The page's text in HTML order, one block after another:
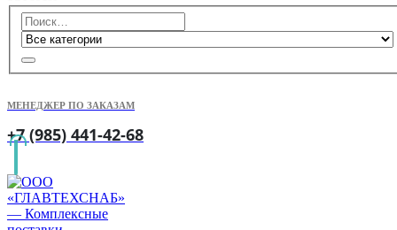
МЕНЕДЖЕР ПО ЗАКАЗАМ
+7 (985) 441-42-68